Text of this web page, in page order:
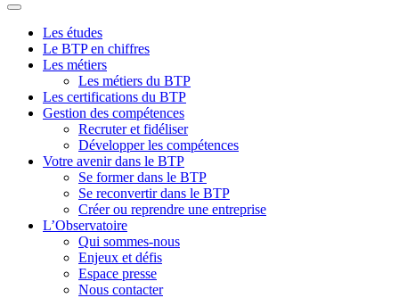
Les études
Le BTP en chiffres
Les métiers
Les métiers du BTP
Les certifications du BTP
Gestion des compétences
Recruter et fidéliser
Développer les compétences
Votre avenir dans le BTP
Se former dans le BTP
Se reconvertir dans le BTP
Créer ou reprendre une entreprise
L’Observatoire
Qui sommes-nous
Enjeux et défis
Espace presse
Nous contacter